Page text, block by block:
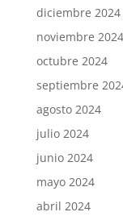
diciembre 2024
noviembre 2024
octubre 2024
septiembre
agosto 2024
julio 2024
junio 2024
mayo 2024
abril 2024